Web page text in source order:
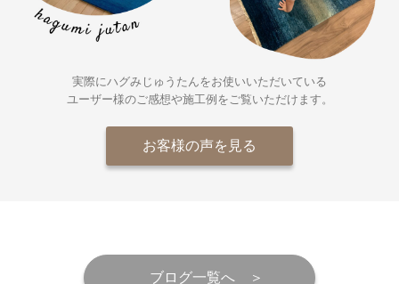
実際にハグみじゅうたんをお使いいただいている
ユーザー様のご感想や施工例をご覧いただけます。
お客様の声を見る
ブログ一覧へ